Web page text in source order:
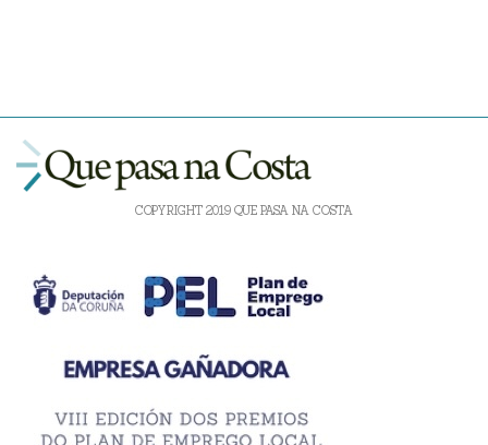
COPYRIGHT 2019 QUE PASA NA COSTA